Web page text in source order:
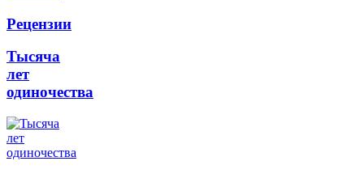
Рецензии
Тысяча
лет
одиночества